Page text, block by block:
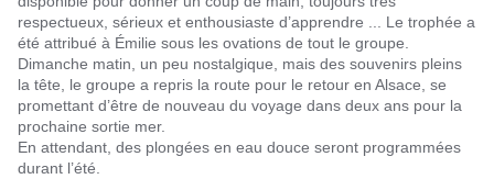
respectueux, sérieux et enthousiaste d’apprendre ... Le trophée a
été attribué à Émilie sous les ovations de tout le groupe.
Dimanche matin, un peu nostalgique, mais des souvenirs pleins
la tête, le groupe a repris la route pour le retour en Alsace, se
promettant d’être de nouveau du voyage dans deux ans pour la
prochaine sortie mer.
En attendant, des plongées en eau douce seront programmées
durant l’été.